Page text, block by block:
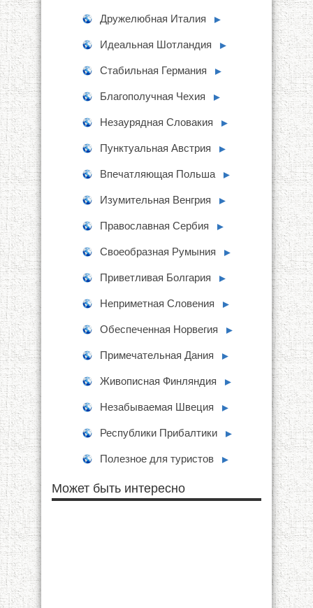
Дружелюбная Италия ►
Идеальная Шотландия ►
Стабильная Германия ►
Благополучная Чехия ►
Незаурядная Словакия ►
Пунктуальная Австрия ►
Впечатляющая Польша ►
Изумительная Венгрия ►
Православная Сербия ►
Своеобразная Румыния ►
Приветливая Болгария ►
Неприметная Словения ►
Обеспеченная Норвегия ►
Примечательная Дания ►
Живописная Финляндия ►
Незабываемая Швеция ►
Республики Прибалтики ►
Полезное для туристов ►
Может быть интересно